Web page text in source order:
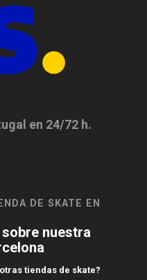
en 24/72 h.
DE SKATE EN
nuestra
tiendas de skate?